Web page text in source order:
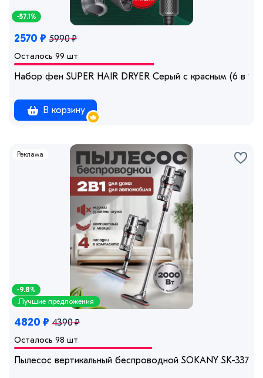
-57.1%
2570 ₽ 5990 ₽
Осталось 99 шт
Набор фен SUPER HAIR DRYER Серый с красным (6 в 1)
В корзину
Реклама
-9.8%
Лучшие предложения
4820 ₽ 4390 ₽
Осталось 98 шт
Пылесос вертикальный беспроводной SOKANY SK-3377